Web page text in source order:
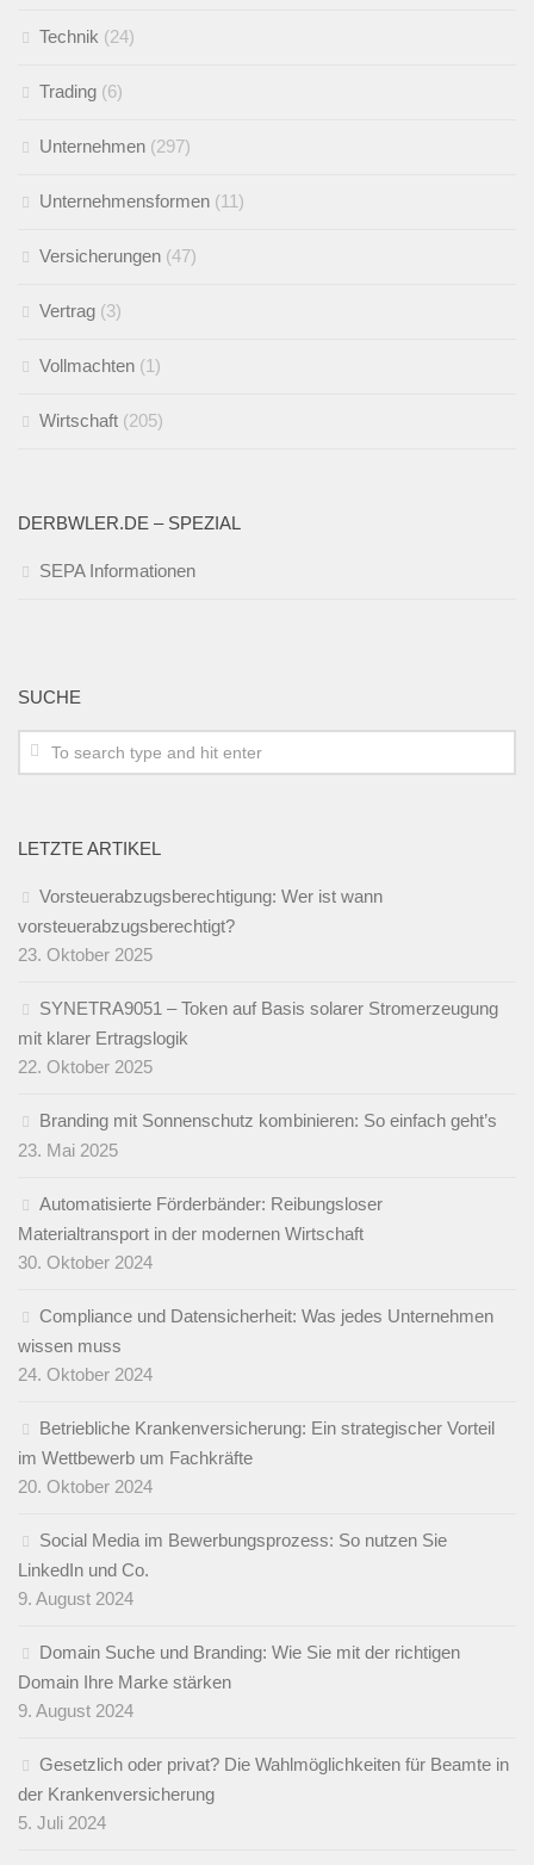
Technik (24)
Trading (6)
Unternehmen (297)
Unternehmensformen (11)
Versicherungen (47)
Vertrag (3)
Vollmachten (1)
Wirtschaft (205)
DERBWLER.DE – SPEZIAL
SEPA Informationen
SUCHE
LETZTE ARTIKEL
Vorsteuerabzugsberechtigung: Wer ist wann
vorsteuerabzugsberechtigt?
23. Oktober 2025
SYNETRA9051 – Token auf Basis solarer Stromerzeugung
mit klarer Ertragslogik
22. Oktober 2025
Branding mit Sonnenschutz kombinieren: So einfach geht’s
23. Mai 2025
Automatisierte Förderbänder: Reibungsloser
Materialtransport in der modernen Wirtschaft
30. Oktober 2024
Compliance und Datensicherheit: Was jedes Unternehmen
wissen muss
24. Oktober 2024
Betriebliche Krankenversicherung: Ein strategischer Vorteil
im Wettbewerb um Fachkräfte
20. Oktober 2024
Social Media im Bewerbungsprozess: So nutzen Sie
LinkedIn und Co.
9. August 2024
Domain Suche und Branding: Wie Sie mit der richtigen
Domain Ihre Marke stärken
9. August 2024
Gesetzlich oder privat? Die Wahlmöglichkeiten für Beamte in
der Krankenversicherung
5. Juli 2024